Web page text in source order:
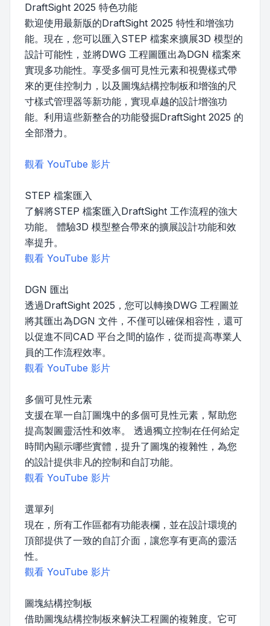
DraftSight 2025 特色功能
歡迎使用最新版的DraftSight 2025 特性和增強功
能。現在，您可以匯入STEP 檔案來擴展3D 模型的
設計可能性，並將DWG 工程圖匯出為DGN 檔案來
實現多功能性。享受多個可見性元素和視覺樣式帶
來的更佳控制力，以及圖塊結構控制板和增強的尺
寸樣式管理器等新功能，實現卓越的設計增強功
能。利用這些新整合的功能發掘DraftSight 2025 的
全部潛力。
觀看 YouTube 影片
STEP 檔案匯入
了解將STEP 檔案匯入DraftSight 工作流程的強大
功能。 體驗3D 模型整合帶來的擴展設計功能和效
率提升。
觀看 YouTube 影片
DGN 匯出
透過DraftSight 2025，您可以轉換DWG 工程圖並
將其匯出為DGN 文件，不僅可以確保相容性，還可
以促進不同CAD 平台之間的協作，從而提高專業人
員的工作流程效率。
觀看 YouTube 影片
多個可見性元素
支援在單一自訂圖塊中的多個可見性元素，幫助您
提高製圖靈活性和效率。 透過獨立控制在任何給定
時間內顯示哪些實體，提升了圖塊的複雜性，為您
的設計提供非凡的控制和自訂功能。
觀看 YouTube 影片
選單列
現在，所有工作區都有功能表欄，並在設計環境的
頂部提供了一致的自訂介面，讓您享有更高的靈活
性。
觀看 YouTube 影片
圖塊結構控制板
借助圖塊結構控制板來解決工程圖的複雜度。它可